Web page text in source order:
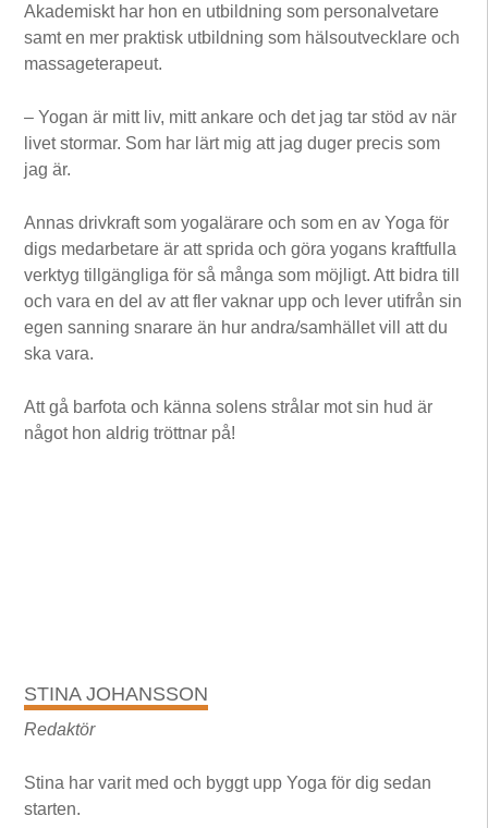
Akademiskt har hon en utbildning som personalvetare
samt en mer praktisk utbildning som hälsoutvecklare och
massageterapeut.
­– Yogan är mitt liv, mitt ankare och det jag tar stöd av när
livet stormar. Som har lärt mig att jag duger precis som
jag är.
Annas drivkraft som yogalärare och som en av Yoga för
digs medarbetare är att sprida och göra yogans kraftfulla
verktyg tillgängliga för så många som möjligt. Att bidra till
och vara en del av att fler vaknar upp och lever utifrån sin
egen sanning snarare än hur andra/samhället vill att du
ska vara.
Att gå barfota och känna solens strålar mot sin hud är
något hon aldrig tröttnar på!
STINA JOHANSSON
Redaktör
Stina har varit med och byggt upp Yoga för dig sedan
starten.